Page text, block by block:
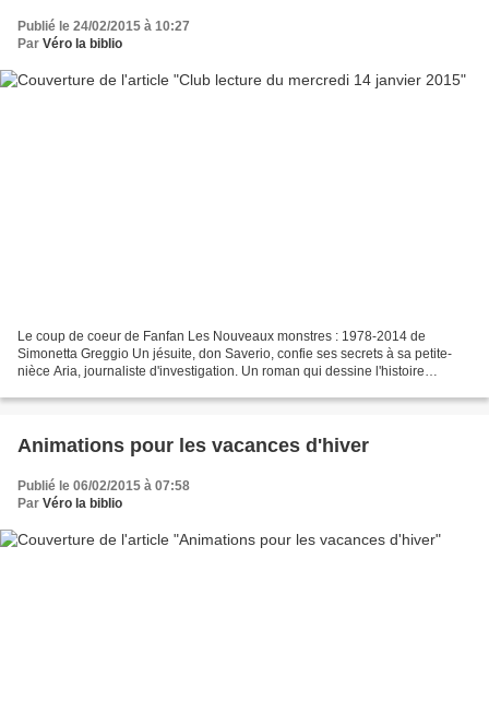
Publié le 24/02/2015 à 10:27
Par Véro la biblio
Le coup de coeur de Fanfan Les Nouveaux monstres : 1978-2014 de
Simonetta Greggio Un jésuite, don Saverio, confie ses secrets à sa petite-
nièce Aria, journaliste d'investigation. Un roman qui dessine l'histoire
Animations pour les vacances d'hiver
Publié le 06/02/2015 à 07:58
Par Véro la biblio